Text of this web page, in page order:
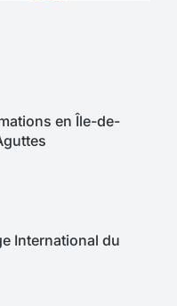
en Île-de-
International du